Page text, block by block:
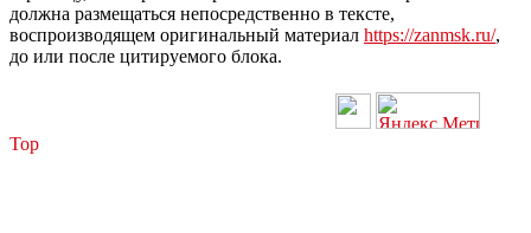
должна размещаться непосредственно в тексте,
воспроизводящем оригинальный материал https://zanmsk.ru/,
до или после цитируемого блока.
Top